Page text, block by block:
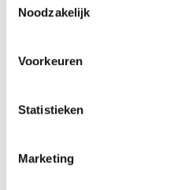
Noodzakelijk
Voorkeuren
Statistieken
Marketing
Dit kan via deze link.
Bedankt! 🩵